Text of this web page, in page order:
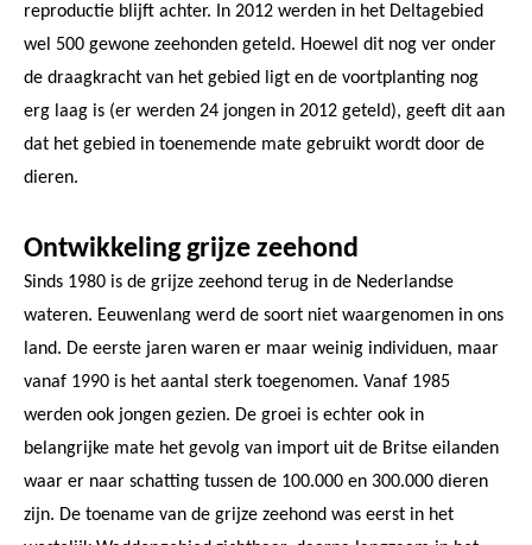
reproductie blijft achter. In 2012 werden in het Deltagebied
wel 500 gewone zeehonden geteld. Hoewel dit nog ver onder
de draagkracht van het gebied ligt en de voortplanting nog
erg laag is (er werden 24 jongen in 2012 geteld), geeft dit aan
dat het gebied in toenemende mate gebruikt wordt door de
dieren.
Ontwikkeling grijze zeehond
Sinds 1980 is de grijze zeehond terug in de Nederlandse
wateren. Eeuwenlang werd de soort niet waargenomen in ons
land. De eerste jaren waren er maar weinig individuen, maar
vanaf 1990 is het aantal sterk toegenomen. Vanaf 1985
werden ook jongen gezien. De groei is echter ook in
belangrijke mate het gevolg van import uit de Britse eilanden
waar er naar schatting tussen de 100.000 en 300.000 dieren
zijn. De toename van de grijze zeehond was eerst in het